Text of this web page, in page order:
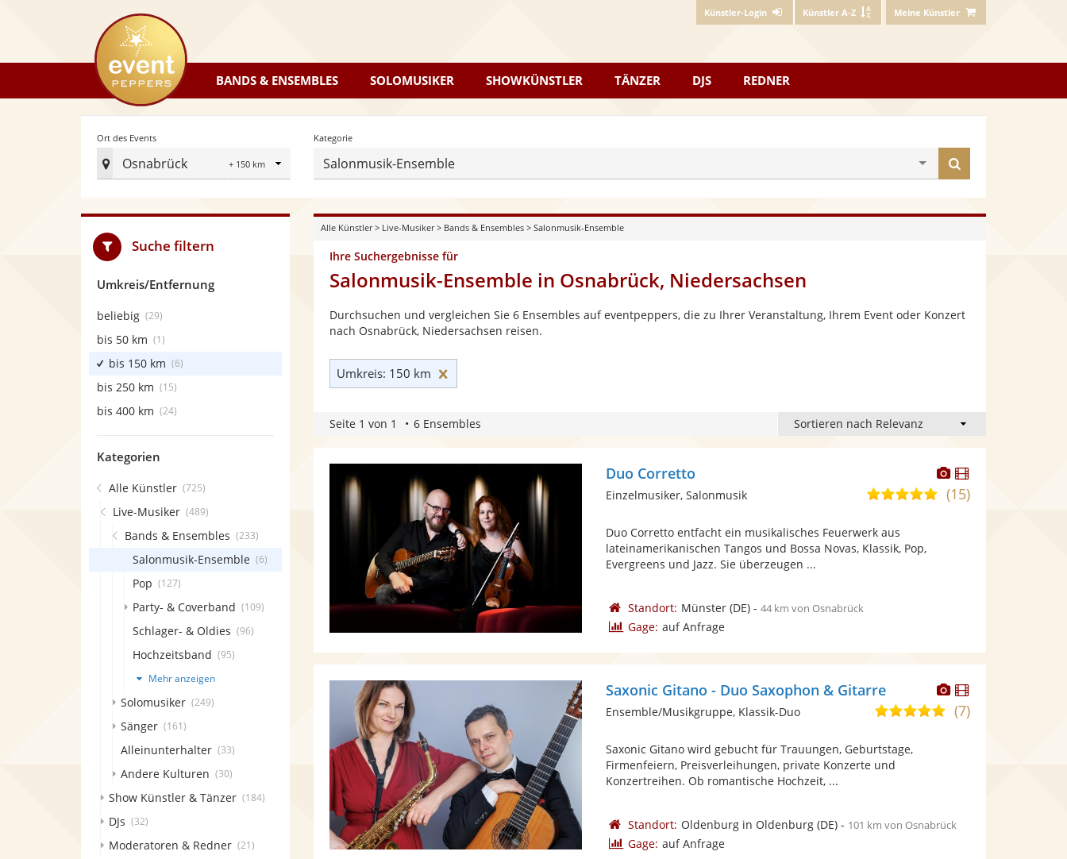
Künstler-Login Künstler A-Z Meine Künstler
eventpeppers
BANDS & ENSEMBLES SOLOMUSIKER SHOWKÜNSTLER TÄNZER DJS REDNER
Ort des Events
Osnabrück
Radius
Ort
Events
festlegen
Kategorie
Salonmusik-Ensemble
finden
Alle Künstler> Live-Musiker> Bands & Ensembles> Salonmusik-Ensemble
Ihre Suchergebnisse für
Salonmusik-Ensemble in Osnabrück, Niedersachsen
Durchsuchen und vergleichen Sie 6 Ensembles auf eventpeppers, die zu Ihrer Veranstaltung, Ihrem Event oder Konzert
nach Osnabrück, Niedersachsen reisen.
Umkreis: 150 km
Seite 1 von 1 6 Ensembles
Dieser
Künstler
stellt
Dieser
Künstler
Duo Corretto
5,0(15)
Einzelmusiker, Salonmusik
Duo Corretto entfacht ein musikalisches Feuerwerk aus
lateinamerikanischen Tangos und Bossa Novas, Klassik, Pop,
Evergreens und Jazz. Sie überzeugen ...
Standort: Münster(DE)- 44 km von Osnabrück
Gage: auf Anfrage
Dieser
Künstler
stellt
Dieser
Künstler
Saxonic Gitano - Duo Saxophon & Gitarre
5,0(7)
Ensemble/Musikgruppe, Klassik-Duo
Saxonic Gitano wird gebucht für Trauungen, Geburtstage,
Firmenfeiern, Preisverleihungen, private Konzerte und
Konzertreihen. Ob romantische Hochzeit, ...
Standort: Oldenburg in Oldenburg(DE)- 101 km von Osnabrück
Gage: auf Anfrage
Suche filtern
Umkreis/Entfernung
beliebig (29)
bis 50 km (1)
bis 150 km (6)
bis 250 km (15)
bis 400 km (24)
Kategorien
Alle Künstler (725)
Live-Musiker (489)
Bands & Ensembles (233)
Salonmusik-Ensemble (6)
Pop (127)
Party- & Coverband (109)
Schlager- & Oldies (96)
Hochzeitsband (95)
Mehr anzeigen
Solomusiker (249)
Sänger (161)
Alleinunterhalter (33)
Andere Kulturen (30)
Show Künstler & Tänzer (184)
DJs (32)
Moderatoren & Redner (21)